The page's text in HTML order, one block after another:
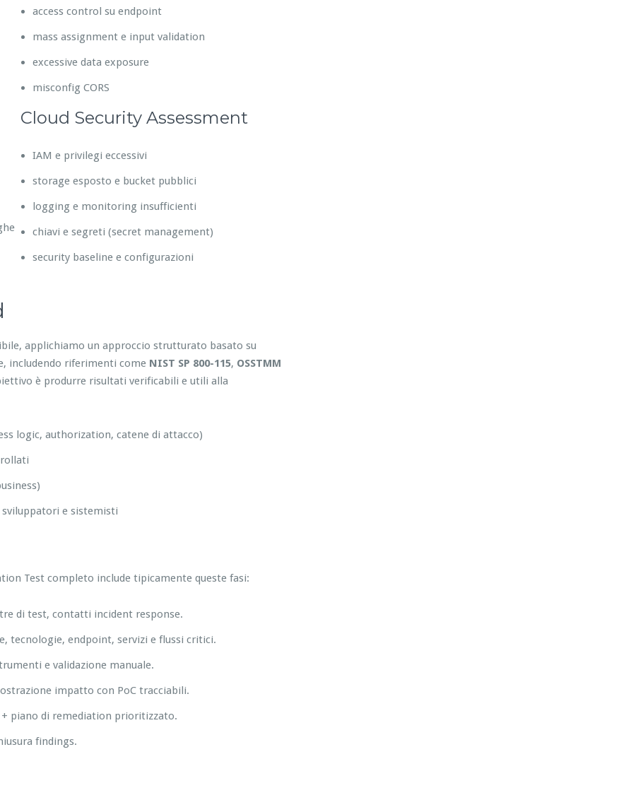
access control su endpoint
mass assignment e input validation
excessive data exposure
misconfig CORS
Cloud Security Assessment
IAM e privilegi eccessivi
storage esposto e bucket pubblici
logging e monitoring insufficienti
chiavi e segreti (secret management)
security baseline e configurazioni
applichiamo un approccio strutturato basato su
includendo riferimenti come NIST SP 800-115, OSSTMM
è produrre risultati verificabili e utili alla
logic, authorization, catene di attacco)
e sistemisti
Test completo include tipicamente queste fasi:
di test, contatti incident response.
tecnologie, endpoint, servizi e flussi critici.
e validazione manuale.
impatto con PoC tracciabili.
piano di remediation prioritizzato.
findings.